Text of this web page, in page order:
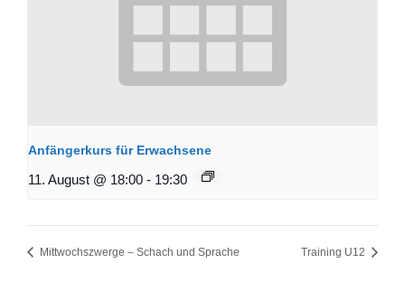
Anfängerkurs für Erwachsene
11. August @ 18:00 - 19:30
Mittwochszwerge – Schach und Sprache Training U12